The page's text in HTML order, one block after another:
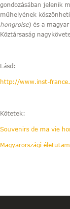
gondozásában jelenik
műhelyének
hongroise) és a
Köztársaság
Lásd:
http://www.inst-
Kötetek:
Souvenirs de ma vie
Magyarországi